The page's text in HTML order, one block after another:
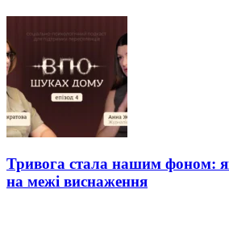
Тривога стала нашим фоном:
на межі виснаження